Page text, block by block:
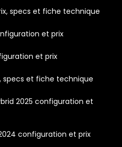
specs et fiche technique
et prix
et prix
specs et fiche technique
2025 configuration et
configuration et prix